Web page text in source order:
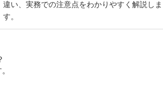
違い、実務での注意点をわかりやすく解説しま
す。